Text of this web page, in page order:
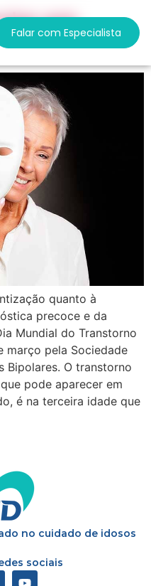
Falar com Especialista
em
quanto à
precoce e da
Mundial do Transtorno
março pela Sociedade
Bipolares. O transtorno
pode aparecer em
é na terceira idade que
no cuidado de idosos
sociais